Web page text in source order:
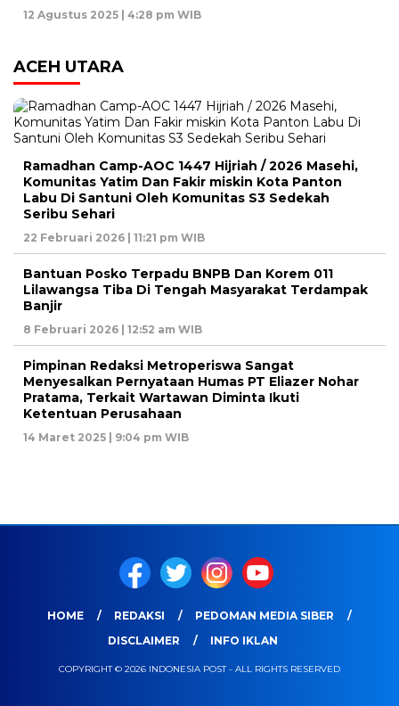
12 Agustus 2025 | 4:28 pm WIB
ACEH UTARA
Ramadhan Camp-AOC 1447 Hijriah / 2026 Masehi,
Komunitas Yatim Dan Fakir miskin Kota Panton
Labu Di Santuni Oleh Komunitas S3 Sedekah
Seribu Sehari
22 Februari 2026 | 11:21 pm WIB
Bantuan Posko Terpadu BNPB Dan Korem 011
Lilawangsa Tiba Di Tengah Masyarakat Terdampak
Banjir
8 Februari 2026 | 12:52 am WIB
Pimpinan Redaksi Metroperiswa Sangat
Menyesalkan Pernyataan Humas PT Eliazer Nohar
Pratama, Terkait Wartawan Diminta Ikuti
Ketentuan Perusahaan
14 Maret 2025 | 9:04 pm WIB
HOME REDAKSI
PEDOMAN MEDIA SIBER
DISCLAIMER
INFO IKLAN
COPYRIGHT © 2026 INDONESIA POST - ALL RIGHTS RESERVED